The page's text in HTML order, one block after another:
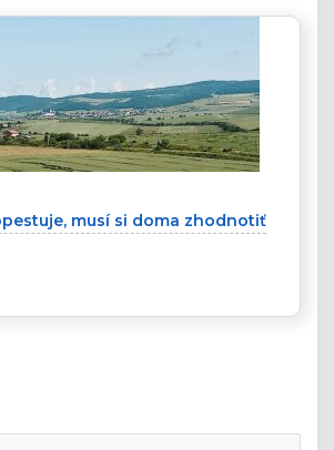
musí si doma zhodnotiť